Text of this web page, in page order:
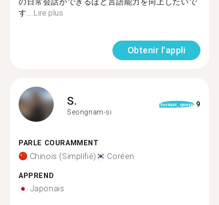
す...Lire plus
Obtenir l'appli
S.
Seongnam-si
format_quote 9
PARLE COURAMMENT
Chinois (Simplifié) Coréen
APPREND
Japonais